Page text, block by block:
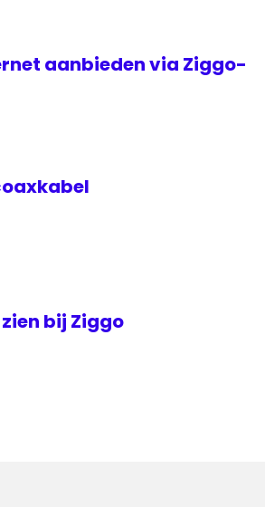
aanbieden via Ziggo-
bij Ziggo